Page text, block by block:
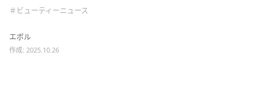
＃ビューティーニュース
エボル
作成: 2025.10.26